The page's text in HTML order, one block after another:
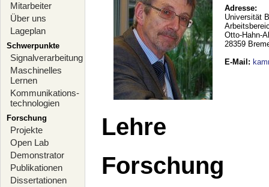
Mitarbeiter
Über uns
Lageplan
Schwerpunkte
Signalverarbeitung
Maschinelles
Lernen
Kommunikations-
technologien
Forschung
Projekte
Open Lab
Demonstrator
Publikationen
Dissertationen
Adresse:
Universität
Otto-Hahn-
28359
E-Mail :
Lehre
Forschung